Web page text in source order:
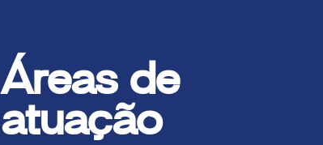
Áreas de
atuação